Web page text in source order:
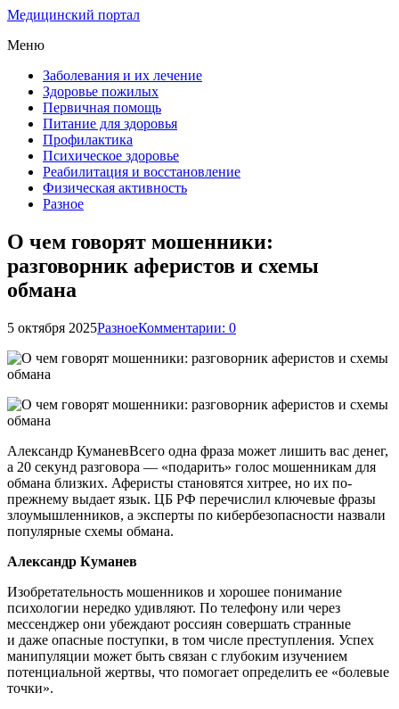
Медицинский портал
Меню
Заболевания и их лечение
Здоровье пожилых
Первичная помощь
Питание для здоровья
Профилактика
Психическое здоровье
Реабилитация и восстановление
Физическая активность
Разное
О чем говорят мошенники:
разговорник аферистов и схемы
обмана
5 октября 2025РазноеКомментарии: 0
Александр КуманевВсего одна фраза может лишить вас денег,
а 20 секунд разговора — «подарить» голос мошенникам для
обмана близких. Аферисты становятся хитрее, но их по-
прежнему выдает язык. ЦБ РФ перечислил ключевые фразы
злоумышленников, а эксперты по кибербезопасности назвали
популярные схемы обмана.
Александр Куманев
Изобретательность мошенников и хорошее понимание
психологии нередко удивляют. По телефону или через
мессенджер они убеждают россиян совершать странные
и даже опасные поступки, в том числе преступления. Успех
манипуляции может быть связан с глубоким изучением
потенциальной жертвы, что помогает определить ее «болевые
точки».